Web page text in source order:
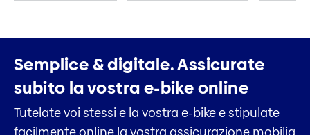
Semplice & digitale.Assicurate
subito la vostra e-bike online
Tutelate voi stessi e la vostra e-bike e stipulate